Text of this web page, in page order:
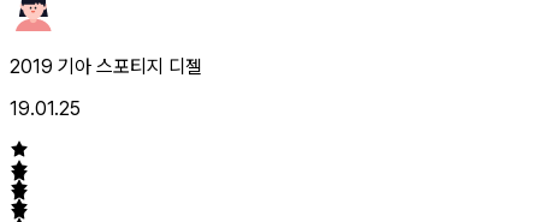
2019 기아 스포티지 디젤
19.01.25